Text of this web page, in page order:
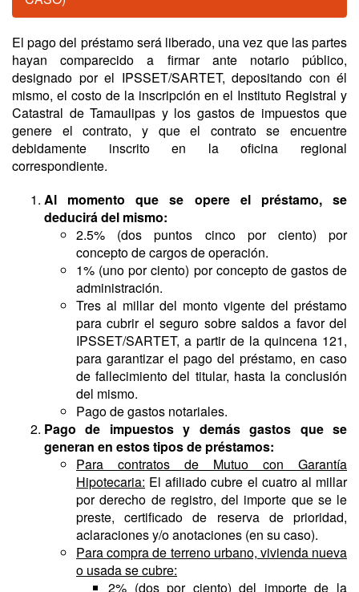
El pago del préstamo será liberado, una vez que las partes
hayan comparecido a firmar ante notario público,
designado por el IPSSET/SARTET, depositando con él
mismo, el costo de la inscripción en el Instituto Registral y
Catastral de Tamaulipas y los gastos de impuestos que
genere el contrato, y que el contrato se encuentre
debidamente inscrito en la oficina regional
correspondiente.
Al momento que se opere el préstamo, se
deducirá del mismo:
2.5% (dos puntos cinco por ciento) por
concepto de cargos de operación.
1% (uno por ciento) por concepto de gastos de
administración.
Tres al millar del monto vigente del préstamo
para cubrir el seguro sobre saldos a favor del
IPSSET/SARTET, a partir de la quincena 121,
para garantizar el pago del préstamo, en caso
de fallecimiento del titular, hasta la conclusión
del mismo.
Pago de gastos notariales.
Pago de impuestos y demás gastos que se
generan en estos tipos de préstamos:
Para contratos de Mutuo con Garantía
Hipotecaria: El afiliado cubre el cuatro al millar
por derecho de registro, del importe que se le
preste, certificado de reserva de prioridad,
aclaraciones y/o anotaciones (en su caso).
Para compra de terreno urbano, vivienda nueva
o usada se cubre:
2% (dos por ciento) del importe de la